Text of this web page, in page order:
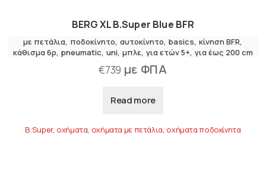
BERG XL B.Super Blue BFR
με πετάλια, ποδοκίνητο αυτοκίνητο basics κίνηση BFR
κάθισμα 6ρ pneumatic uni μπλε για ετών 5+ για έως 200 cm
€739 με ΦΠΑ
Read more
B.Super, οχήματα, οχήματα με πετάλια, οχήματα ποδοκίνητα